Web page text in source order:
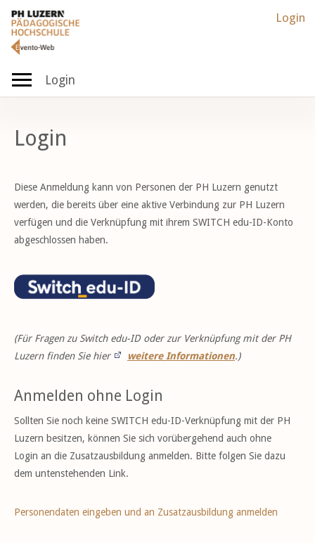
Login
Login
Login
Diese Anmeldung kann von Personen der PH Luzern genutzt
werden, die bereits über eine aktive Verbindung zur PH Luzern
verfügen und die Verknüpfung mit ihrem SWITCH edu-ID-Konto
abgeschlossen haben.
(Für Fragen zu Switch edu-ID oder zur Verknüpfung mit der PH
Luzern finden Sie hier
weitere Informationen.)
Anmelden ohne Login
Sollten Sie noch keine SWITCH edu-ID-Verknüpfung mit der PH
Luzern besitzen, können Sie sich vorübergehend auch ohne
Login an die Zusatzausbildung anmelden. Bitte folgen Sie dazu
dem untenstehenden Link.
Personendaten eingeben und an Zusatzausbildung anmelden